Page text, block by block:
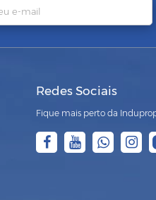
Redes Sociais
Fique mais perto da